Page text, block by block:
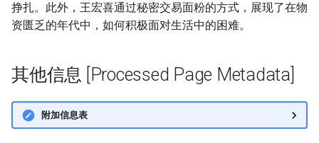
挣扎。此外，王宏喜通过秘密交易面粉的方式，展现了在物
资匮乏的年代中，如何积极面对生活中的困难。
其他信息 [Processed Page Metadata]
附加信息表